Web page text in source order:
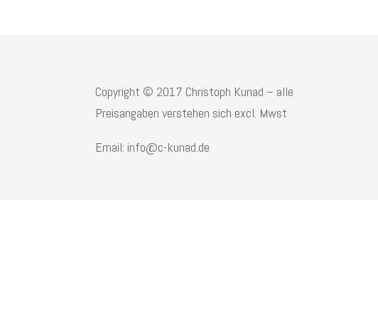
Copyright © 2017 Christoph Kunad – alle
Preisangaben verstehen sich excl. Mwst
Email: info@c-kunad.de